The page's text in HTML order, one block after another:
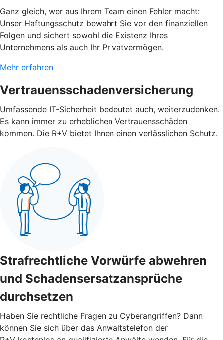
Ganz gleich, wer aus Ihrem Team einen Fehler macht:
Unser Haftungsschutz bewahrt Sie vor den finanziellen
Folgen und sichert sowohl die Existenz Ihres
Unternehmens als auch Ihr Privatvermögen.
Mehr erfahren
Vertrauensschadenversicherung
Umfassende IT-Sicherheit bedeutet auch, weiterzudenken.
Es kann immer zu erheblichen Vertrauensschäden
kommen. Die R+V bietet Ihnen einen verlässlichen Schutz.
Strafrechtliche Vorwürfe abwehren
und Schadensersatzansprüche
durchsetzen
Haben Sie rechtliche Fragen zu Cyberangriffen? Dann
können Sie sich über das Anwaltstelefon der